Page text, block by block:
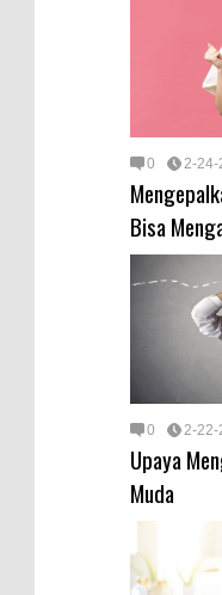
0 2-
Bisa
0 2-
Upaya
Muda